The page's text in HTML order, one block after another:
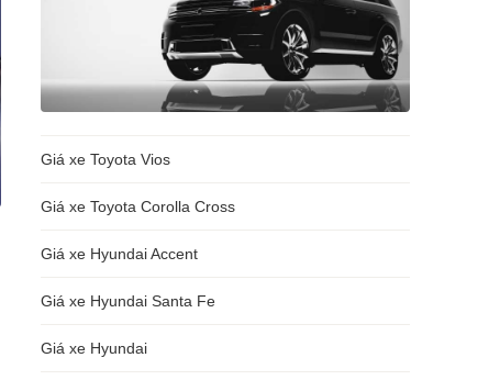
Giá xe Toyota Vios
Giá xe Toyota Corolla Cross
Giá xe Hyundai Accent
Giá xe Hyundai Santa Fe
Giá xe Hyundai